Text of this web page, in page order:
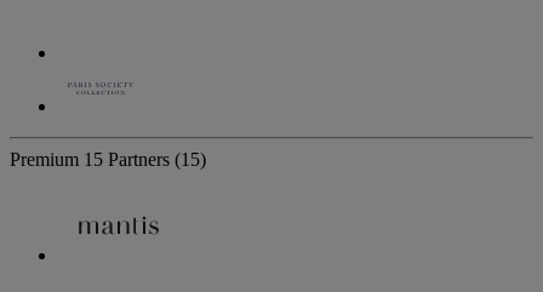
Premium 15 Partners (15)